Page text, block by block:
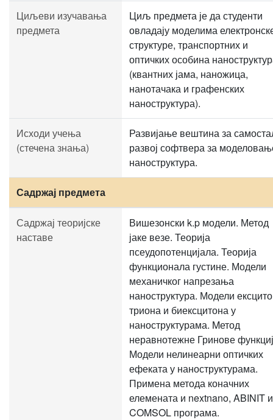
Циљеви изучавања
предмета
Циљ предмета је да студенти
овладају моделима
структуре, транспортних и
оптичких особина
(квантних јама, наножица,
нанотачака и графенских
наноструктура).
Исходи учења
(стечена знања)
Развијање вештина за
развој софтвера за
наноструктура.
Садржај предмета
Садржај теоријске
наставе
Вишезонски k.p модели. Метод
јаке везе. Теорија
псеудопотенцијала. Теорија
функционала густине. Модели
механичког напрезања
наноструктура. Модели
триона и биексцитона у
наноструктурама. Mетод
неравнотежне Гринове
Модели нелинеарни оптичких
ефеката у наноструктурама.
Примена метода коначних
елемената и nextnano, ABINIT и
COMSOL програма.